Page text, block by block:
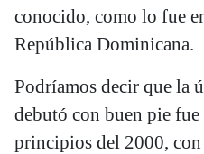
conocido, como lo fue
República Dominicana.
Podríamos decir que la
debutó con buen pie
principios del 2000, con